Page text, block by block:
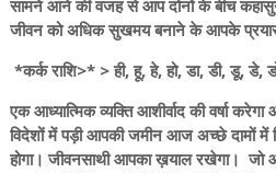
सामने आने की वजह से आप दोनों के बीच
जीवन को अधिक सुखमय बनाने के आपके प्रयास
*कर्क राशि>* > ही, हू, हे, हो, डा, डी, डू, डे,
एक आध्यात्मिक व्यक्ति आशीर्वाद की वर्षा
विदेशों में पड़ी आपकी जमीन आज अच्छे दामों
होगा। जीवनसाथी आपका ख़याल रखेगा।